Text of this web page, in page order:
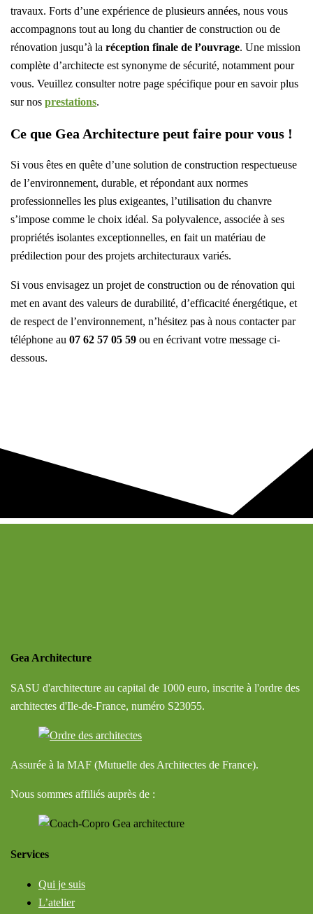
travaux. Forts d’une expérience de plusieurs années, nous vous
accompagnons tout au long du chantier de construction ou de
rénovation jusqu’à la réception finale de l’ouvrage. Une mission
complète d’architecte est synonyme de sécurité, notamment pour
vous. Veuillez consulter notre page spécifique pour en savoir plus
sur nos prestations.
Ce que Gea Architecture peut faire pour vous !
Si vous êtes en quête d’une solution de construction respectueuse
de l’environnement, durable, et répondant aux normes
professionnelles les plus exigeantes, l’utilisation du chanvre
s’impose comme le choix idéal. Sa polyvalence, associée à ses
propriétés isolantes exceptionnelles, en fait un matériau de
prédilection pour des projets architecturaux variés.
Si vous envisagez un projet de construction ou de rénovation qui
met en avant des valeurs de durabilité, d’efficacité énergétique, et
de respect de l’environnement, n’hésitez pas à nous contacter par
téléphone au 07 62 57 05 59 ou en écrivant votre message ci-
dessous.
Gea Architecture
SASU d'architecture au capital de 1000 euro, inscrite à l'ordre des
architectes d'Ile-de-France, numéro S23055.
Assurée à la MAF (Mutuelle des Architectes de France).
Nous sommes affiliés auprès de :
Services
Qui je suis
L’atelier